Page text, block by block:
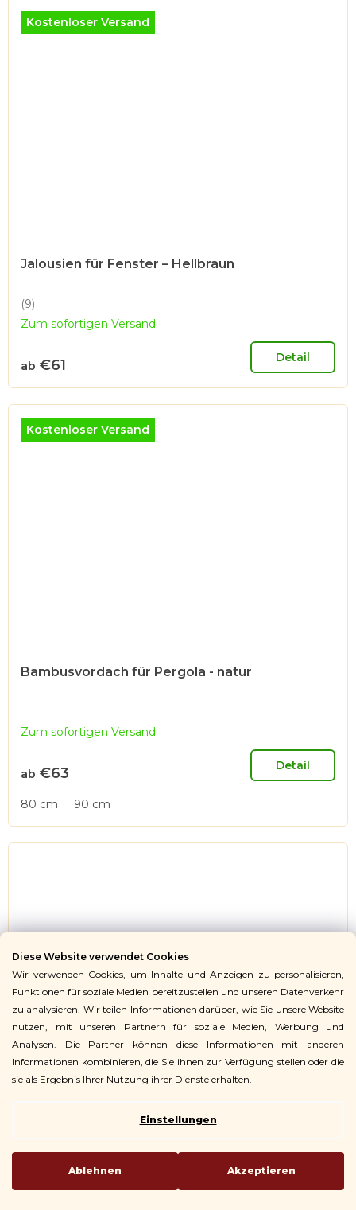
Diese Website verwendet Cookies
Wir verwenden Cookies, um Inhalte und Anzeigen zu personalisieren,
Funktionen für soziale Medien bereitzustellen und unseren Datenverkehr
zu analysieren. Wir teilen Informationen darüber, wie Sie unsere Website
nutzen, mit unseren Partnern für soziale Medien, Werbung und
Analysen. Die Partner können diese Informationen mit anderen
Informationen kombinieren, die Sie ihnen zur Verfügung stellen oder die
sie als Ergebnis Ihrer Nutzung ihrer Dienste erhalten.
Einstellungen
Ablehnen Akzeptieren
Kostenloser Versand
Jalousien für Fenster – Hellbraun
Die
durchschnittliche
4,9
von
5
Sternen.
(9)
Zum sofortigen Versand
ab €61 Detail
Kostenloser Versand
Bambusvordach für Pergola - natur
Zum sofortigen Versand
ab €63 Detail
80 cm 90 cm
Für die seitliche Beschattung der
Zum sofortigen Versand